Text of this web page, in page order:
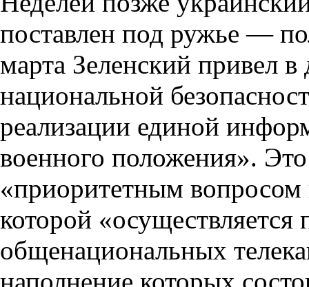
поставлен под ружье —
марта Зеленский привел
национальной
реализации единой
военного положения».
«приоритетным вопросом
которой «осуществляется
общенациональных